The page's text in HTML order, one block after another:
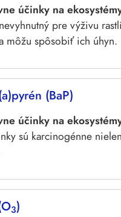
účinky na
pre výživu
môžu spôsobiť ich úhyn.
(BaP)
účinky na
sú karcinogénne
3)